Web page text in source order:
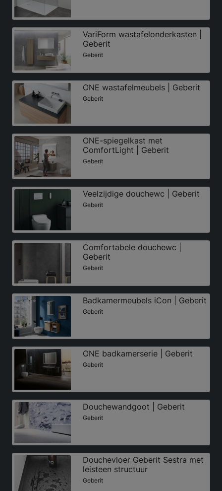
VariForm wastafelonderkasten |
Geberit
Geberit
ONE wastafelmeubels | Geberit
Geberit
ONE-spiegelkast met
ComfortLight | Geberit
Geberit
Veelzijdige douchewc | Geberit
Geberit
Comfortabele douchewc |
Geberit
Geberit
Badkamermeubels iCon | Geberit
Geberit
ONE badkamerserie | Geberit
Geberit
Douchewandgoot | Geberit
Geberit
Douchevloer Geberit Sestra met
leisteen structuur
Geberit